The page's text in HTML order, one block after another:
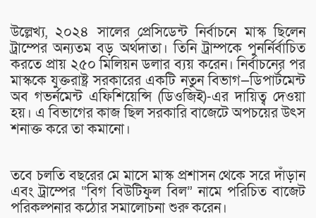
উল্লেখ্য, ২০২৪ সালের প্রেসিডেন্ট নির্বাচনে মাস্ক ছিলেন
ট্রাম্পের অন্যতম বড় অর্থদাতা। তিনি ট্রাম্পকে পুনর্নির্বাচিত
করতে প্রায় ২৫০ মিলিয়ন ডলার ব্যয় করেন। নির্বাচনের পর
মাস্ককে যুক্তরাষ্ট্র সরকারের একটি নতুন বিভাগ—ডিপার্টমেন্ট
অব গভর্নমেন্ট এফিশিয়েন্সি (ডিওজিই)-এর দায়িত্ব দেওয়া
হয়। এ বিভাগের কাজ ছিল সরকারি বাজেটে অপচয়ের উৎস
শনাক্ত করে তা কমানো।
তবে চলতি বছরের মে মাসে মাস্ক প্রশাসন থেকে সরে দাঁড়ান
এবং ট্রাম্পের “বিগ বিউটিফুল বিল” নামে পরিচিত বাজেট
পরিকল্পনার কঠোর সমালোচনা শুরু করেন।